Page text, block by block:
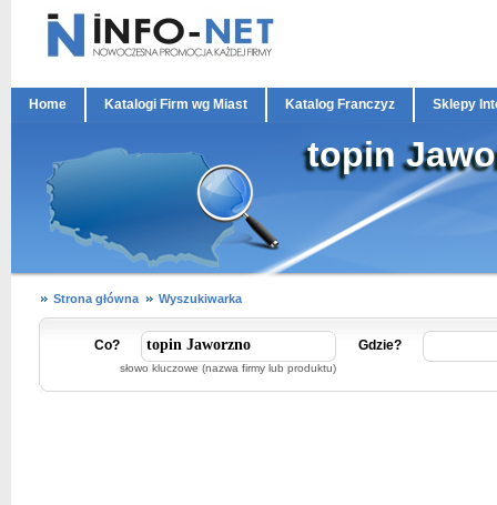
Home Katalogi Firm wg Miast Katalog Franczyz Sklepy
topin
Strona główna Wyszukiwarka
Co?
słowo kluczowe (nazwa firmy lub produktu)
Gdzie?